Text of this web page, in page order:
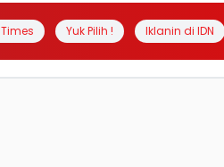
Yuk Pilih ! Iklanin di IDN